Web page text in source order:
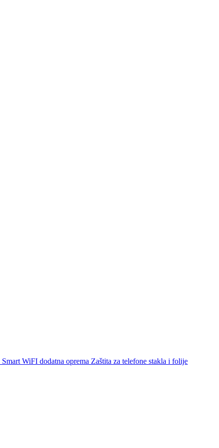
Smart WiFI dodatna oprema Zaštita za telefone stakla i folije